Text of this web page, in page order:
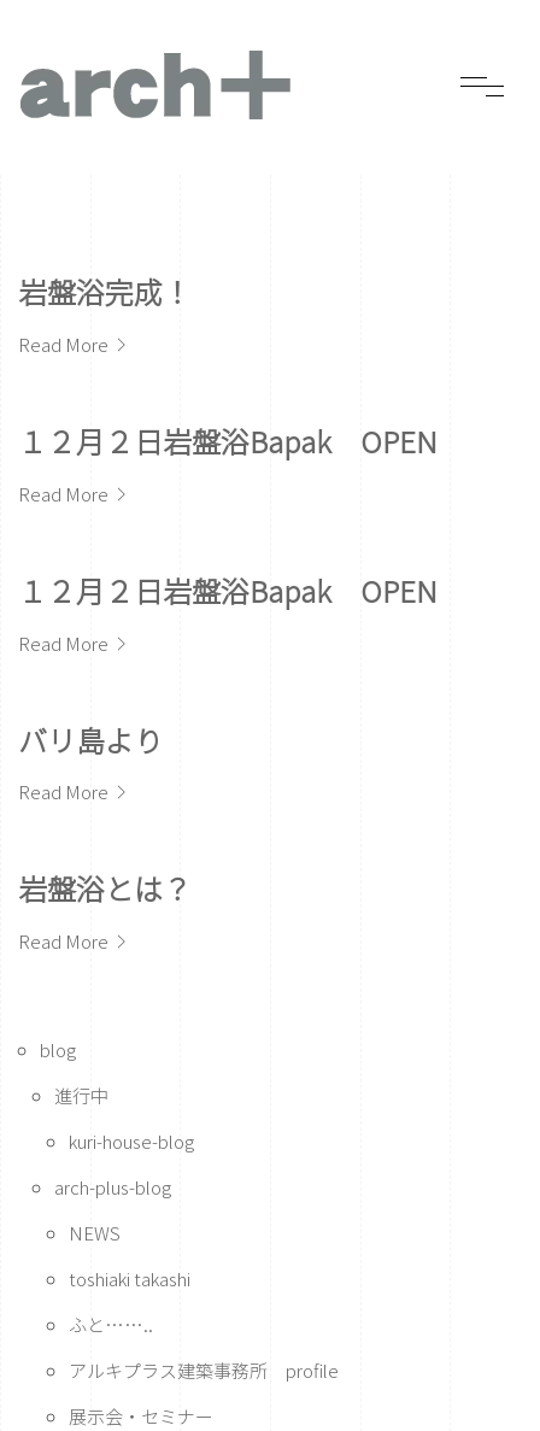
岩盤浴完成！
Read More
１２月２日岩盤浴Bapak OPEN
Read More
１２月２日岩盤浴Bapak OPEN
Read More
バリ島より
Read More
岩盤浴とは？
Read More
blog
進行中
kuri-house-blog
arch-plus-blog
NEWS
toshiaki takashi
ふと……..
アルキプラス建築事務所 profile
展示会・セミナー